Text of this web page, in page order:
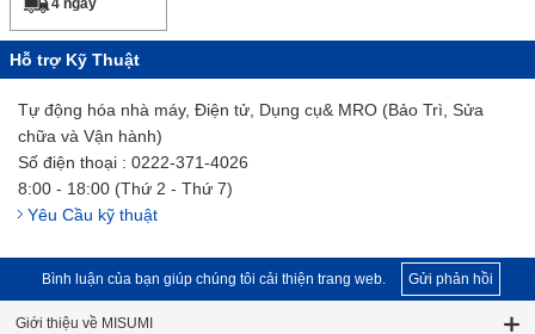
Hỗ trợ Kỹ Thuật
Tự động hóa nhà máy, Điện tử, Dụng cụ& MRO (Bảo Trì, Sửa
chữa và Vận hành)
Số điện thoại : 0222-371-4026
8:00 - 18:00 (Thứ 2 - Thứ 7)
Yêu Cầu kỹ thuật
Bình luận của bạn giúp chúng tôi cải thiện trang web. Gửi phản hồi
Giới thiệu về MISUMI